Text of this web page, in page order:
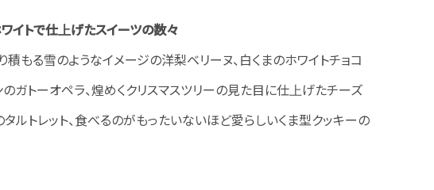
イトで仕上げたスイーツの数々
もる雪のようなイメージの洋梨ベリーヌ、白くまのホワイトチョコ
ガトーオペラ、煌めくクリスマスツリーの見た目に仕上げたチーズ
ルトレット、食べるのがもったいないほど愛らしいくま型クッキーの